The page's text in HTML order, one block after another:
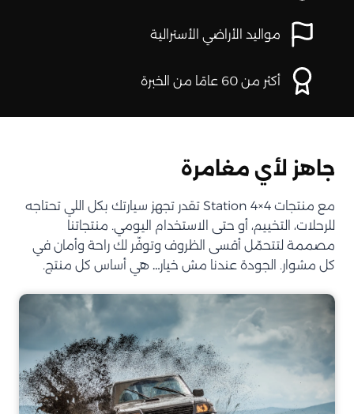
مواليد الأراضي الأسترالية
أكثر من 60 عامًا من الخبرة
جاهز لأي مغامرة
مع منتجات Station 4×4 تقدر تجهز سيارتك بكل اللي تحتاجه
للرحلات، التخييم، أو حتى الاستخدام اليومي. منتجاتنا
مصممة لتتحمّل أقسى الظروف وتوفّر لك راحة وأمان في
كل مشوار. الجودة عندنا مش خيار… هي أساس كل منتج.